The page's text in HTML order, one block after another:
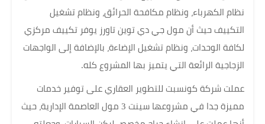
نظام الكهرباء، ونظام مكافحة الحرائق، ونظام تشغيل
التكييف حيث أن مول جي دي توين تاورز يوفر تكييف مركزي
لكافة الوحدات، ونظام تشغيل الإضاءة، بالإضافة إلى الواجهات
الزجاجية الرائعة التي يتميز بها المشروع كله.
عملت شركة كونسبت للتطوير العقاري على توفير خدمات
مميزة جدا في مشروعها سينت 3 مول العاصمة الإدارية، حيث